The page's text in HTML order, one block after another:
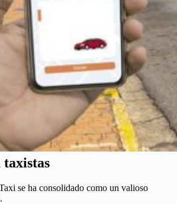
taxistas
se ha consolidado como un valioso